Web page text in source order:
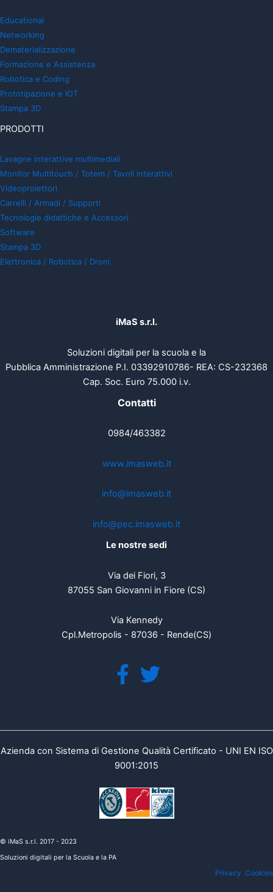
Educational
Networking
Dematerializzazione
Formazione e Assistenza
Robotica e Coding
Prototipazione e IOT
Stampa 3D
PRODOTTI
Lavagne interattive multimediali
Monitor Multitouch / Totem / Tavoli interattivi
Videoproiettori
Carrelli / Armadi / Supporti
Tecnologie didattiche e Accessori
Software
Stampa 3D
Elettronica / Robotica / Droni
iMaS s.r.l.
Soluzioni digitali per la scuola e la
Pubblica Amministrazione P.I. 03392910786- REA: CS-232368
Cap. Soc. Euro 75.000 i.v.
Contatti
0984/463382
www.imasweb.it
info@imasweb.it
info@pec.imasweb.it
Le nostre sedi
Via dei Fiori, 3
87055 San Giovanni in Fiore (CS)
Via Kennedy
Cpl.Metropolis - 87036 - Rende(CS)
Azienda con Sistema di Gestione Qualità Certificato - UNI EN ISO
9001:2015
© iMaS s.r.l. 2017 - 2023
Soluzioni digitali per la Scuola e la PA
Privacy Cookies